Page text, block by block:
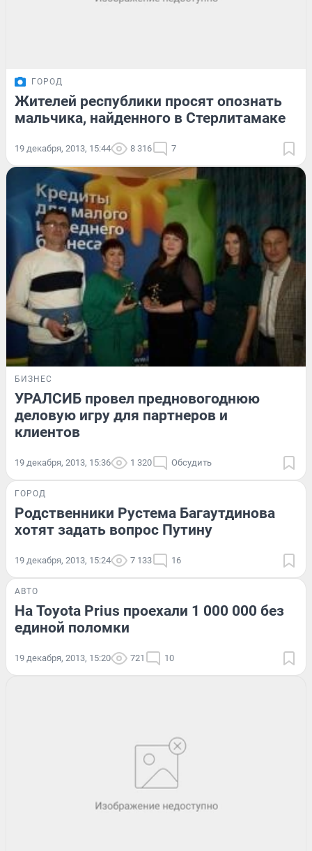
ГОРОД
Жителей республики просят опознать
мальчика, найденного в Стерлитамаке
19 декабря, 2013, 15:44 8 316 7
БИЗНЕС
УРАЛСИБ провел предновогоднюю
деловую игру для партнеров и
клиентов
19 декабря, 2013, 15:36 1 320 Обсудить
ГОРОД
Родственники Рустема Багаутдинова
хотят задать вопрос Путину
19 декабря, 2013, 15:24 7 133 16
АВТО
На Toyota Prius проехали 1 000 000 без
единой поломки
19 декабря, 2013, 15:20 721 10